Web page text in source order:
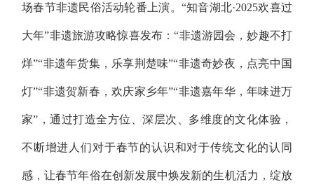
场春节非遗民俗活动轮番上演。“知音湖北·2025欢喜过
大年”非遗旅游攻略惊喜发布：“非遗游园会，妙趣不打
烊”“非遗年货集，乐享荆楚味”“非遗奇妙夜，点亮中国
灯”“非遗贺新春，欢庆家乡年”“非遗嘉年华，年味进万
家”，通过打造全方位、深层次、多维度的文化体验，
不断增进人们对于春节的认识和对于传统文化的认同
感，让春节年俗在创新发展中焕发新的生机活力，绽放